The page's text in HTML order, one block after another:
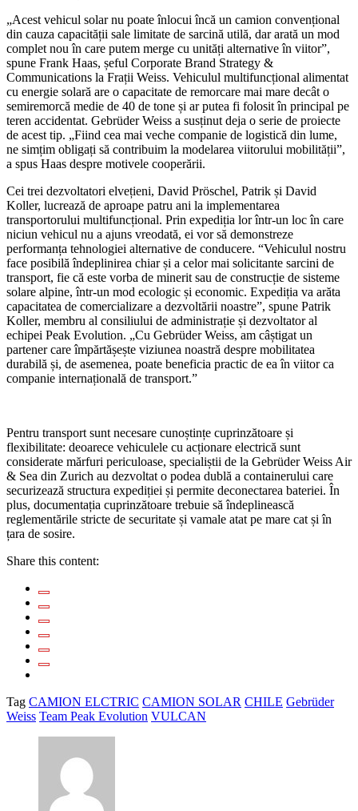
„Acest vehicul solar nu poate înlocui încă un camion convențional
din cauza capacității sale limitate de sarcină utilă, dar arată un mod
complet nou în care putem merge cu unități alternative în viitor”,
spune Frank Haas, șeful Corporate Brand Strategy &
Communications la Frații Weiss. Vehiculul multifuncțional alimentat
cu energie solară are o capacitate de remorcare mai mare decât o
semiremorcă medie de 40 de tone și ar putea fi folosit în principal pe
teren accidentat. Gebrüder Weiss a susținut deja o serie de proiecte
de acest tip. „Fiind cea mai veche companie de logistică din lume,
ne simțim obligați să contribuim la modelarea viitorului mobilității”,
a spus Haas despre motivele cooperării.
Cei trei dezvoltatori elvețieni, David Pröschel, Patrik și David
Koller, lucrează de aproape patru ani la implementarea
transportorului multifuncțional. Prin expediția lor într-un loc în care
niciun vehicul nu a ajuns vreodată, ei vor să demonstreze
performanța tehnologiei alternative de conducere. “Vehiculul nostru
face posibilă îndeplinirea chiar și a celor mai solicitante sarcini de
transport, fie că este vorba de minerit sau de construcție de sisteme
solare alpine, într-un mod ecologic și economic. Expediția va arăta
capacitatea de comercializare a dezvoltării noastre”, spune Patrik
Koller, membru al consiliului de administrație și dezvoltator al
echipei Peak Evolution. „Cu Gebrüder Weiss, am câștigat un
partener care împărtășește viziunea noastră despre mobilitatea
durabilă și, de asemenea, poate beneficia practic de ea în viitor ca
companie internațională de transport.”
Pentru transport sunt necesare cunoștințe cuprinzătoare și
flexibilitate: deoarece vehiculele cu acționare electrică sunt
considerate mărfuri periculoase, specialiștii de la Gebrüder Weiss Air
& Sea din Zurich au dezvoltat o podea dublă a containerului care
securizează structura expediției și permite deconectarea bateriei. În
plus, documentația cuprinzătoare trebuie să îndeplinească
reglementările stricte de securitate și vamale atat pe mare cat și în
țara de sosire.
Share this content:
Tag CAMION ELCTRIC CAMION SOLAR CHILE Gebrüder
Weiss Team Peak Evolution VULCAN